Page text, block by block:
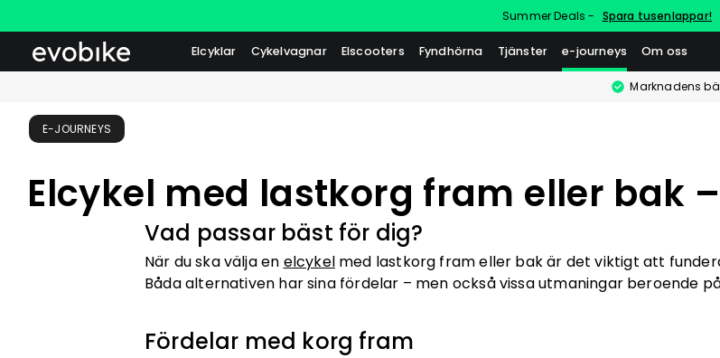
Summer Deals - Spara tusenlappar!
Elcyklar Cykelvagnar Elscooters Fyndhörna Tjänster e-journeys Om oss
Marknadens
E-JOURNEYS
Elcykel med lastkorg fram eller bak
Vad passar bäst för dig?
När du ska välja en elcykelmed lastkorg fram eller bak är det viktigt att
Båda alternativen har sina fördelar – men också vissa utmaningar beroende
Fördelar med korg fram